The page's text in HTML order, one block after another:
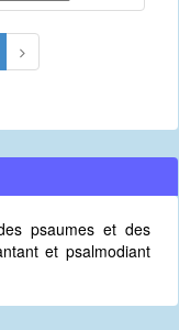
psaumes et des
et psalmodiant